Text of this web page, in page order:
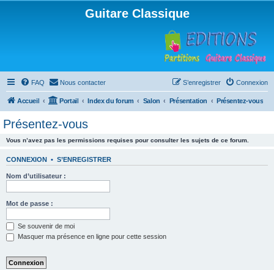
Guitare Classique
FAQ Nous contacter Connexion
S’enregistrer
Accueil Portail Index du forum Salon Présentation Présentez-vous
Présentez-vous
Vous n’avez pas les permissions requises pour consulter les sujets de ce forum.
CONNEXION • S’ENREGISTRER
Nom d’utilisateur :
Mot de passe :
Se souvenir de moi
Masquer ma présence en ligne pour cette session